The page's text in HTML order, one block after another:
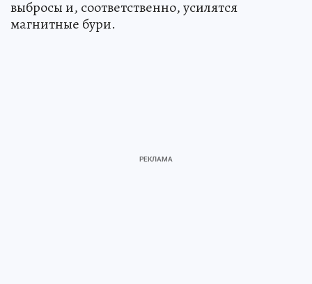
выбросы и, соответственно, усилятся
магнитные бури.